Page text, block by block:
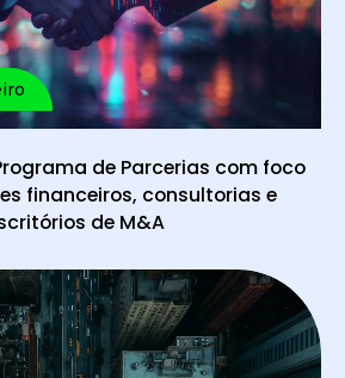
de Parcerias com foco
financeiros, consultorias e
de M&A